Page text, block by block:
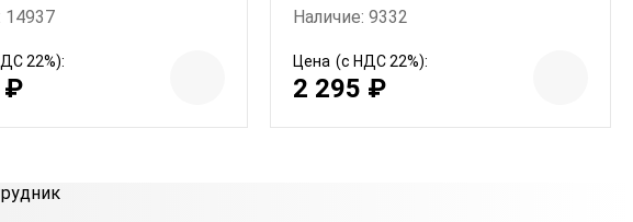
14937
22%):
₽
Наличие: 9332
Цена (с НДС 22%):
2 295 ₽